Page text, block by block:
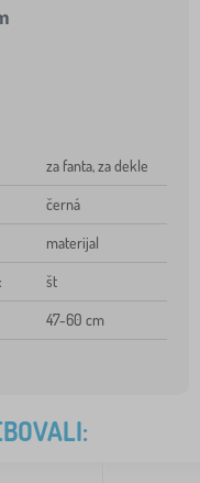
za fanta, za dekle
černá
materijal
: št
47-60 cm